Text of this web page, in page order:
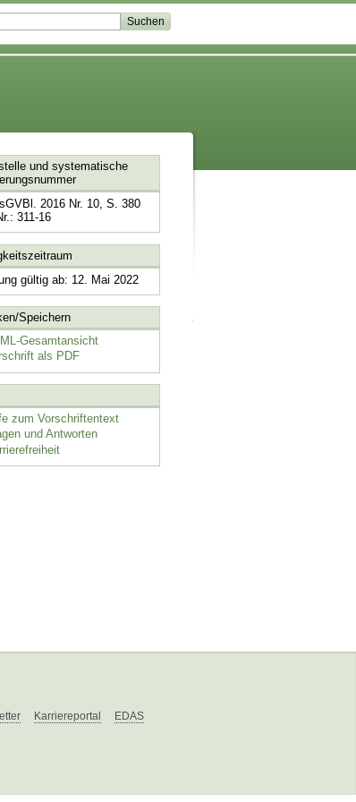
und systematische
2016 Nr. 10, S. 380
311-16
gültig ab: 12. Mai 2022
Speichern
Gesamtansicht
als PDF
zum Vorschriftentext
und Antworten
Karriereportal EDAS